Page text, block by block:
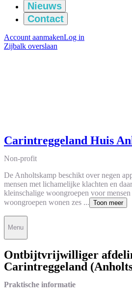
Nieuws
Contact
Account aanmakenLog in
Zijbalk overslaan
Carintreggeland Huis
Non-profit
De Anholtskamp beschikt over negen
mensen met lichamelijke klachten en
kleinschalige woongroepen voor
woongroepen wonen zes ... Toon meer
Menu
Ontbijtvrijwilliger
Carintreggeland
Praktische informatie